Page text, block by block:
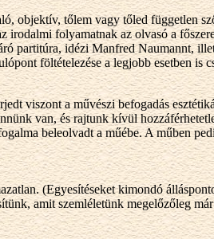
objektív, tőlem vagy tőled független
folyamatnak az olvasó a
partitúra, idézi Manfred Naumannt,
föltételezése a legjobb esetben
viszont a művészi befogadás
van, és rajtunk kívül
beleolvadt a műébe. A műben
(Egyesítéseket kimondó
amit szemléletünk megelőzőleg